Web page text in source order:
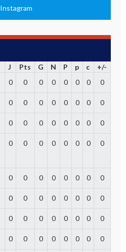
Instagram
J Pts G N P p c
+/-
0 0 0 0 0 0 0 0
0 0 0 0 0 0 0 0
0 0 0 0 0 0 0 0
0 0 0 0 0 0 0 0
0 0 0 0 0 0 0 0
0 0 0 0 0 0 0 0
0 0 0 0 0 0 0 0
0 0 0 0 0 0 0 0